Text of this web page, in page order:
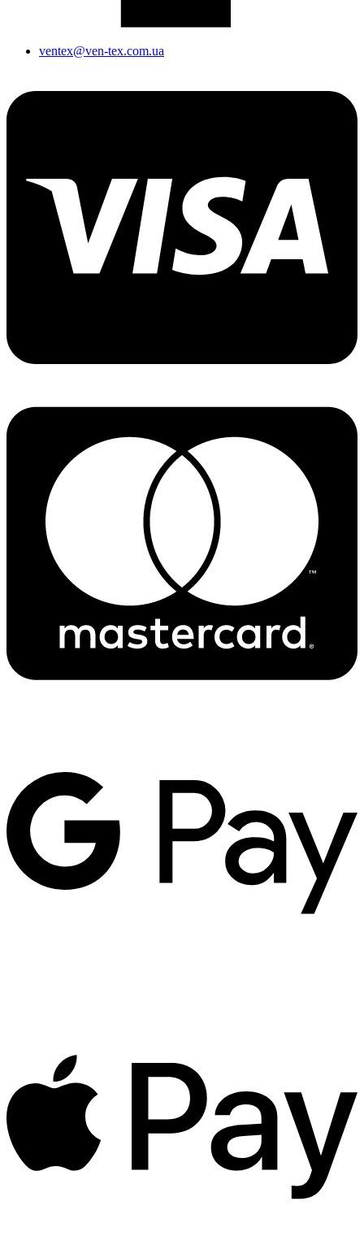
ventex@ven-tex.com.ua